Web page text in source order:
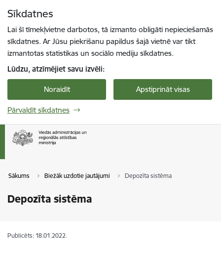
Sīkdatnes
Lai šī tīmekļvietne darbotos, tā izmanto obligāti nepieciešamās
sīkdatnes. Ar Jūsu piekrišanu papildus šajā vietnē var tikt
izmantotas statistikas un sociālo mediju sīkdatnes.
Lūdzu, atzīmējiet savu izvēli:
Noraidīt Apstiprināt visas
Pārvaldīt sīkdatnes
Sākums Biežāk uzdotie jautājumi Depozīta sistēma
Depozīta sistēma
Publicēts: 18.01.2022.